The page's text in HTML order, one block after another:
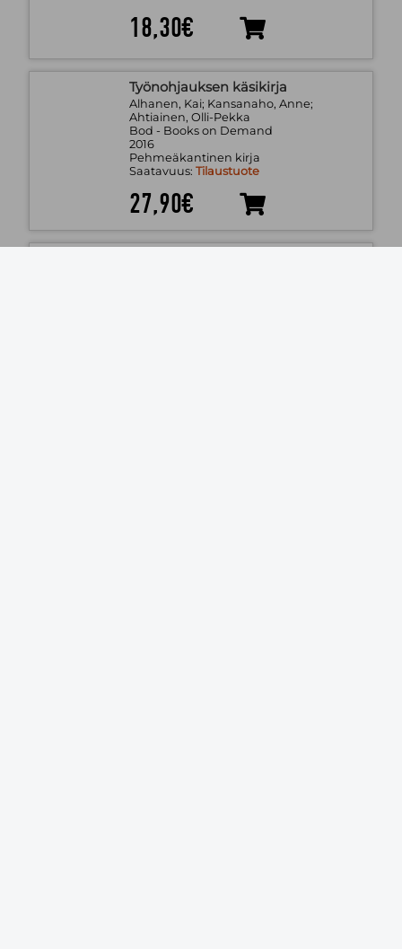
18,30€
Työnohjauksen käsikirja
Alhanen, Kai; Kansanaho, Anne;
Ahtiainen, Olli-Pekka
Bod - Books on Demand
2016
Pehmeäkantinen kirja
Saatavuus: Tilaustuote
27,90€